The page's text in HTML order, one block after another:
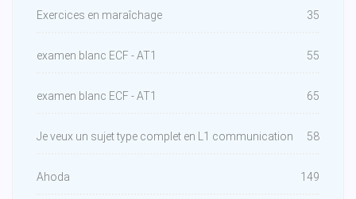
Exercices en maraîchage 35
examen blanc ECF - AT1 55
examen blanc ECF - AT1 65
Je veux un sujet type complet en L1 communication 58
Ahoda 149